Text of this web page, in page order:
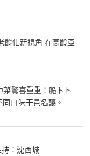
齡化新視角 在高齡亞
菜驚喜重重！脆卜卜
口味干邑名釀。︱
持：沈西城